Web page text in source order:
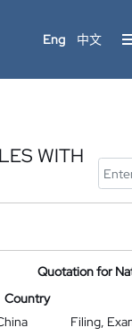
Eng 中文
WITH
Quotation for
Country
Filing,